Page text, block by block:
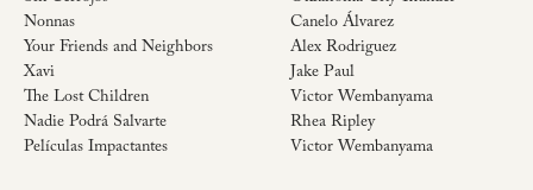
Nonnas
Your Friends and Neighbors
Xavi
The Lost Children
Nadie Podrá Salvarte
Películas Impactantes
Canelo Álvarez
Alex Rodriguez
Jake Paul
Victor Wembanyama
Rhea Ripley
Victor Wembanyama